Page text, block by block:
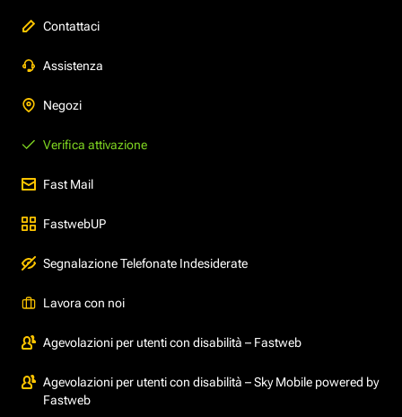
Contattaci
Assistenza
Negozi
Verifica attivazione
Fast Mail
FastwebUP
Segnalazione Telefonate Indesiderate
Lavora con noi
Agevolazioni per utenti con disabilità – Fastweb
Agevolazioni per utenti con disabilità – Sky Mobile powered by
Fastweb